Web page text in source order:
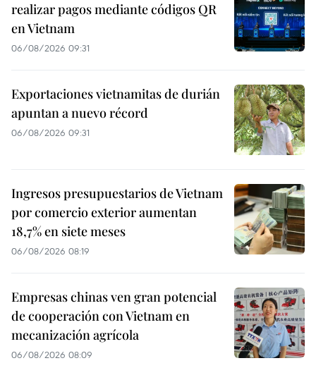
realizar pagos mediante códigos QR
en Vietnam
06/08/2026 09:31
Exportaciones vietnamitas de durián
apuntan a nuevo récord
06/08/2026 09:31
Ingresos presupuestarios de Vietnam
por comercio exterior aumentan
18,7% en siete meses
06/08/2026 08:19
Empresas chinas ven gran potencial
de cooperación con Vietnam en
mecanización agrícola
06/08/2026 08:09